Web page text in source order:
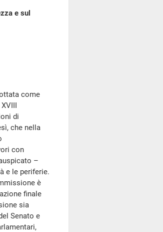
e sul
come
di
che nella
con
–
e le periferie.
è
finale
sia
Senato e